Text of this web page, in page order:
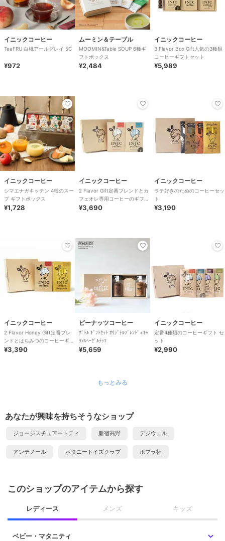
イニックコーヒー
TeaFRU 白桃アールグレイ 5C
¥972
ムーミン＆テーブル
MOOMIN&Table SOUP 6種ギ
フトボックス
¥2,484
イニックコーヒー
3 Flavor Box Gift人気の3種類
コーヒーギフトセット
¥5,989
イニックコーヒー
シマエナガキッチン 4種のスー
プ ギフトボックス
¥1,728
イニックコーヒー
2 Flavor Gift定番ブレンドとカ
フェオレ専用コーヒーのギフト
セット
¥3,690
イニックコーヒー
ラテ好きのためのコーヒーセッ
ト
¥3,190
イニックコーヒー
2 Flavor Honey Gift定番ブレ
ンドとはちみつのコーヒーギフ
ト
¥3,390
ピーナッツコーヒー
ﾎﾞﾄﾙ ｷﾞﾌﾄｾｯﾄ ｵﾘｼﾞﾅﾙﾌﾞﾚﾝﾄﾞ+ｷｬ
ﾗﾒﾙﾍｰｾﾞﾙﾅｯﾂ
¥5,659
イニックコーヒー
定番4種類のコーヒーギフト セ
ット
¥2,990
もっとみる
あなたが興味を持ちそうなショップ
ジョージスチュアートティ 新宿高野 デジウェル
アンテノール ボタニートイズクラブ ポプラ社
このショップのアイテムから探す
レディース メンズ キッズ
ベビー・マタニティ